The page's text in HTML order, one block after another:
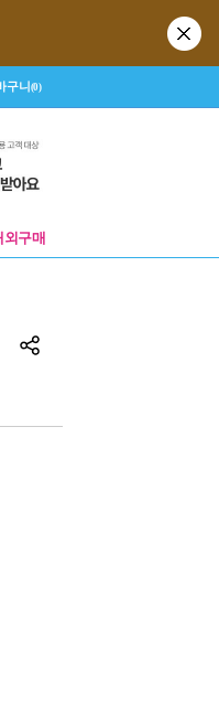
구니(0)
외구매